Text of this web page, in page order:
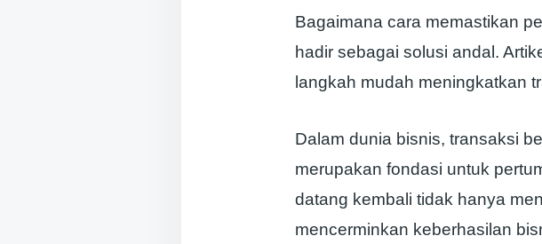
Bagaimana cara memastikan
hadir sebagai solusi andal.
langkah mudah meningkatkan
Dalam dunia bisnis, transaksi
merupakan fondasi untuk
datang kembali tidak hanya
mencerminkan keberhasilan